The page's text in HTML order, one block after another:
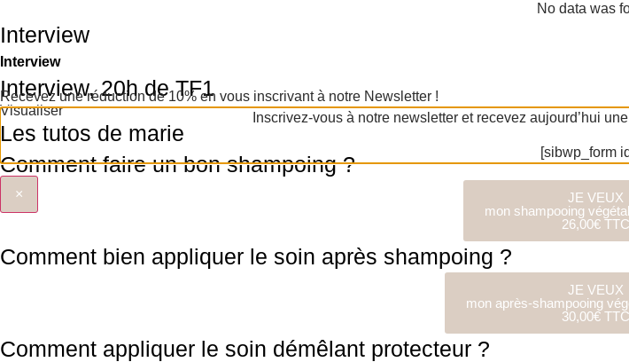
No data was
Interview
Interview
Interview, 20h de TF1
Visualiser
Les tutos de marie
Comment faire un bon shampoing ?
JE VEUX
mon shampooing
26,00€ TTC
Comment bien appliquer le soin après shampoing ?
JE VEUX
mon après-shampooing
30,00€ TTC
Comment appliquer le soin démêlant protecteur ?
Recevez une réduction de 10% en vous inscrivant à notre Newsletter !
Inscrivez-vous à notre newsletter et recevez aujourd’hui
[sibwp_form
×